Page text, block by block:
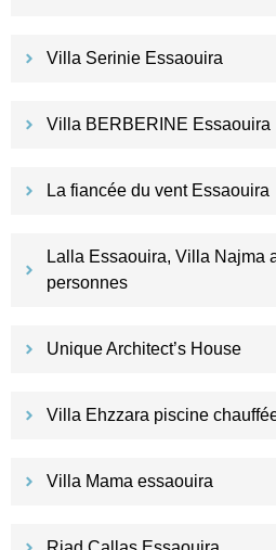
Villa Serinie Essaouira
Villa BERBERINE Essaouira
La fiancée du vent Essaouira
Lalla Essaouira, Villa Najma
personnes
Unique Architect’s House
Villa Ehzzara piscine
Villa Mama essaouira